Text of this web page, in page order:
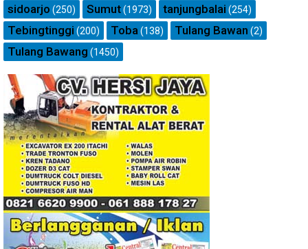
sidoarjo (250) Sumut(1973) tanjungbalai (254)
Tebingtinggi (200) Toba (138) Tulang Bawan (2)
Tulang Bawang (1450)